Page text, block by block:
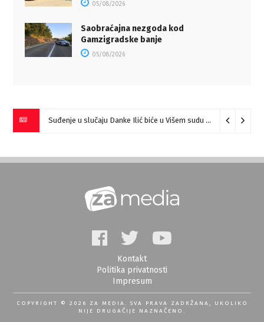
05/08/2026
Saobraćajna nezgoda kod
Gamzigradske banje
05/08/2026
Suđenje u slučaju Danke Ilić biće u Višem sudu u Negotinu?
Miloš Ilić pobednik “Prve harmonike Srbije – Sokobanja” (VIDEO)
Kontakt
Politika privatnosti
Impresum
COPYRIGHT © 2026 ZA MEDIA. SVA PRAVA ZADRŽANA, UKOLIKO
NIJE DRUGAČIJE NAZNAČENO.